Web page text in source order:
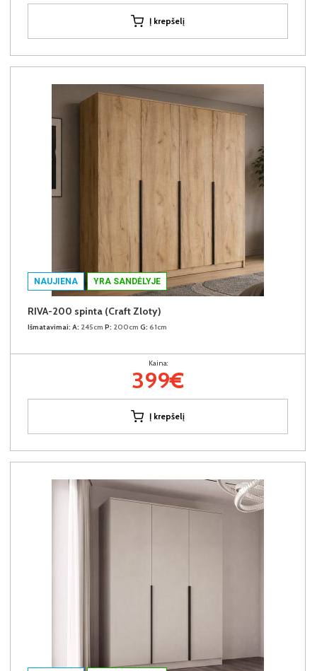
Į krepšelį
NAUJIENA YRA SANDĖLYJE
RIVA-200 spinta (Craft Zloty)
Išmatavimai: A: 245cm P: 200cm G: 61cm
Kaina:
399€
Į krepšelį